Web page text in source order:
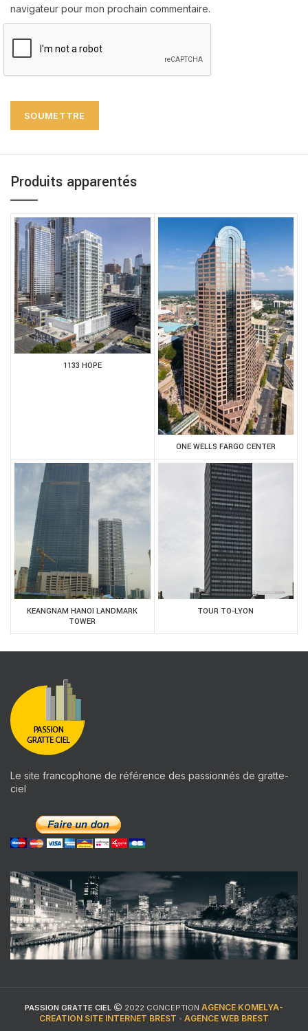
navigateur pour mon prochain commentaire.
Produits apparentés
1133 HOPE
ONE WELLS FARGO CENTER
KEANGNAM HANOI LANDMARK
TOWER
TOUR TO-LYON
Le site francophone de référence des passionnés de gratte-
ciel
PASSION GRATTE CIEL 2022 CONCEPTION AGENCE KOMELYA-
CREATION SITE INTERNET BREST - AGENCE WEB BREST